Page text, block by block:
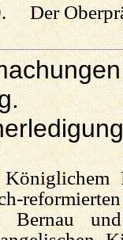
Der
Bernau